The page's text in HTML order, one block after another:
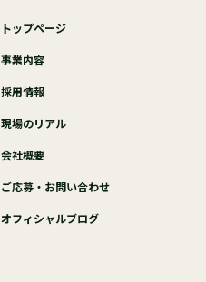
トップページ
事業内容
採用情報
現場のリアル
会社概要
ご応募・お問い合わせ
オフィシャルブログ